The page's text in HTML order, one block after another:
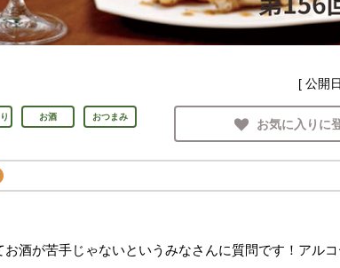
[ 公開
お酒 おつまみ
お気に入りに
お酒が苦手じゃないというみなさんに質問です！アル